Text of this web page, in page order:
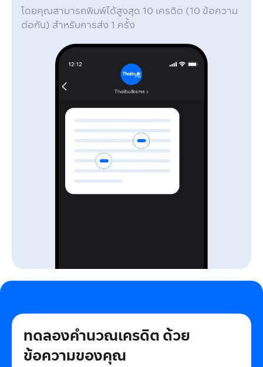
โดยคุณสามารถพิมพ์ได้สูงสุด 10 เครดิต (10 ข้อความ
ต่อกัน) สำหรับการส่ง 1 ครั้ง
ทดลองคำนวณเครดิตด้วย
ข้อความของคุณ